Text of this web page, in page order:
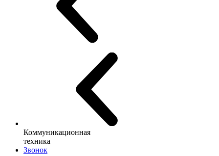
Коммуникационная
техника
Звонок